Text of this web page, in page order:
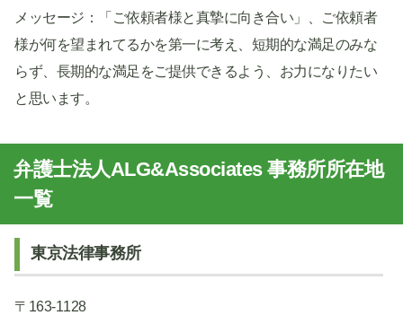
メッセージ：「ご依頼者様と真摯に向き合い」、ご依頼者
様が何を望まれてるかを第一に考え、短期的な満足のみな
らず、長期的な満足をご提供できるよう、お力になりたい
と思います。
弁護士法人ALG&Associates 事務所所在地
一覧
東京法律事務所
〒163-1128